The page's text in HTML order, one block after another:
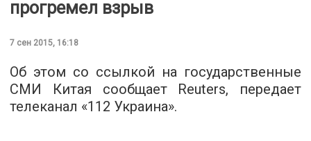
прогремел взрыв
7 сен 2015, 16:18
Об этом со ссылкой на государственные
СМИ Китая сообщает Reuters, передает
телеканал «112 Украина».